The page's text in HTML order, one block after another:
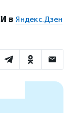
в Яндекс.Дзен